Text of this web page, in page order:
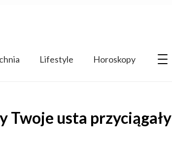
Lifestyle Horoskopy
Twoje usta przyciągały